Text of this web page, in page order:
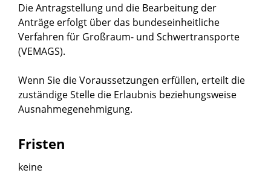
Die Antragstellung und die Bearbeitung der
Anträge erfolgt über das bundeseinheitliche
Verfahren für Großraum- und Schwertransporte
(VEMAGS).
Wenn Sie die Voraussetzungen erfüllen, erteilt die
zuständige Stelle die Erlaubnis beziehungsweise
Ausnahmegenehmigung.
Fristen
keine